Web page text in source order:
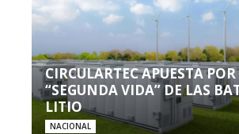
CIRCULARTEC APUESTA
“SEGUNDA VIDA” DE LAS
LITIO
NACIONAL